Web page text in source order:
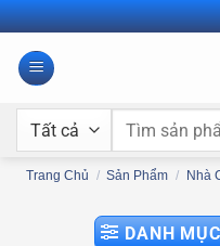
Bỏ
qua
nội
Tìm
Trang Chủ / Sản Phẩm / Nhà
DANH